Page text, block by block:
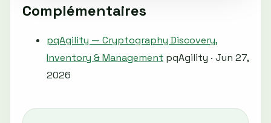
Complémentaires
pqAgility — Cryptography Discovery,
Inventory & Management pqAgility · Jun 27,
2026